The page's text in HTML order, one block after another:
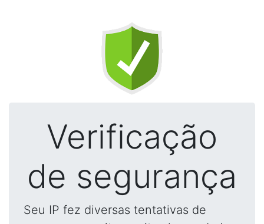
Verificação
de segurança
Seu IP fez diversas tentativas de